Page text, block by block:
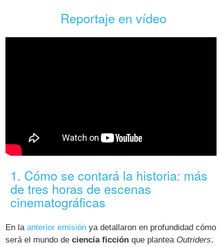
Reportaje en vídeo
1. Cómo se contará la historia: más
de tres horas de escenas
cinematográficas
En laanterior emisión ya detallaron en profundidad cómo
será el mundo deciencia ficción que plantea Outriders.